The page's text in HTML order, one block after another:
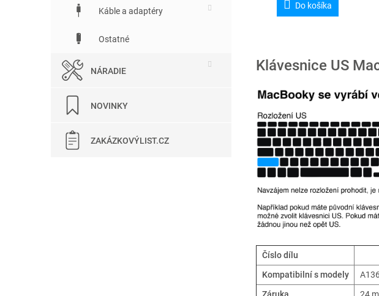
Káble a adaptéry
Ostatné
NÁRADIE
NOVINKY
ZAKÁZKOVÝLIST.CZ
A1425
Do košíka
Klávesnice US
Číslo dílu
Kompatibilní s modely
Záruka
24